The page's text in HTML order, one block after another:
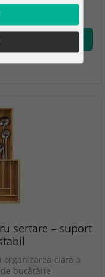
sertare – suport
clară a
bucătărie